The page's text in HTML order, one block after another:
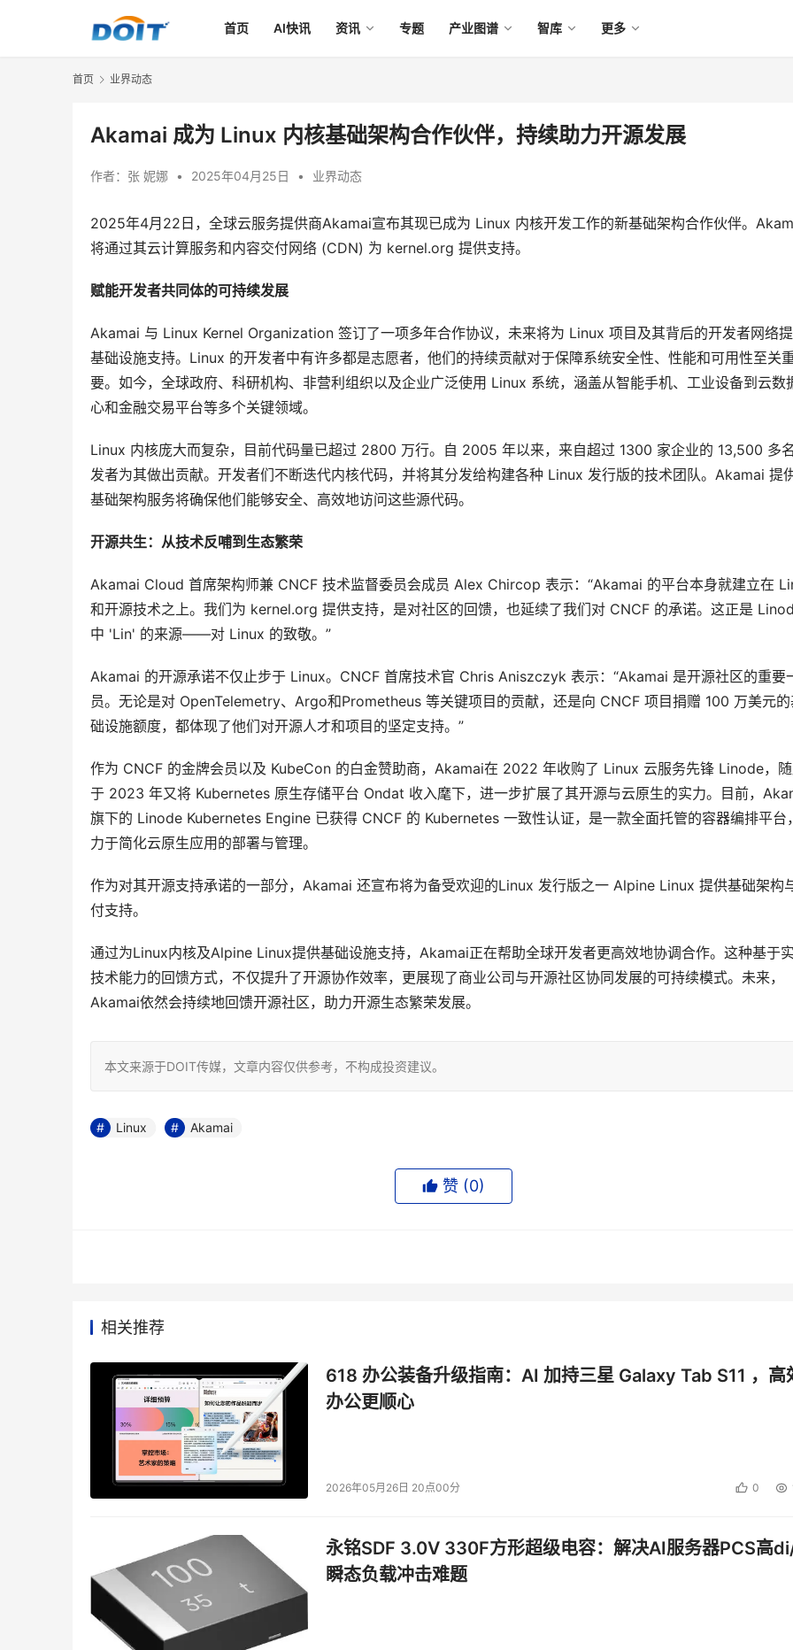
首页 AI快讯 资讯 专题 产业图谱 智库 更多
首页 业界动态
Akamai 成为 Linux 内核基础架构合作伙伴，持续助力开源发展
作者： 张 妮娜 • 2025年04月25日 • 业界动态
2025年4月22日，全球云服务提供商Akamai宣布其现已成为 Linux 内核开发工作的新基础架构合作伙伴。
将通过其云计算服务和内容交付网络 (CDN) 为 kernel.org 提供支持。
赋能开发者共同体的可持续发展
Akamai 与 Linux Kernel Organization 签订了一项多年合作协议，未来将为 Linux 项目及其背后的开发者网络
基础设施支持。Linux 的开发者中有许多都是志愿者，他们的持续贡献对于保障系统安全性、性能和可用性至关
要。如今，全球政府、科研机构、非营利组织以及企业广泛使用 Linux 系统，涵盖从智能手机、工业设备到云数
心和金融交易平台等多个关键领域。
Linux 内核庞大而复杂，目前代码量已超过 2800 万行。自 2005 年以来，来自超过 1300 家企业的 13,500 多
发者为其做出贡献。开发者们不断迭代内核代码，并将其分发给构建各种 Linux 发行版的技术团队。Akamai 提
基础架构服务将确保他们能够安全、高效地访问这些源代码。
开源共生：从技术反哺到生态繁荣
Akamai Cloud 首席架构师兼 CNCF 技术监督委员会成员 Alex Chircop 表示：“Akamai 的平台本身就建立在
和开源技术之上。我们为 kernel.org 提供支持，是对社区的回馈，也延续了我们对 CNCF 的承诺。这正是
中 'Lin' 的来源——对 Linux 的致敬。”
Akamai 的开源承诺不仅止步于 Linux。CNCF 首席技术官 Chris Aniszczyk 表示：“Akamai 是开源社区的重要
员。无论是对 OpenTelemetry、Argo和Prometheus 等关键项目的贡献，还是向 CNCF 项目捐赠 100 万美元
础设施额度，都体现了他们对开源人才和项目的坚定支持。”
作为 CNCF 的金牌会员以及 KubeCon 的白金赞助商，Akamai在 2022 年收购了 Linux 云服务先锋 Linode，
于 2023 年又将 Kubernetes 原生存储平台 Ondat 收入麾下，进一步扩展了其开源与云原生的实力。目前，
旗下的 Linode Kubernetes Engine 已获得 CNCF 的 Kubernetes 一致性认证，是一款全面托管的容器编排平台
力于简化云原生应用的部署与管理。
作为对其开源支持承诺的一部分，Akamai 还宣布将为备受欢迎的Linux 发行版之一 Alpine Linux 提供基础架构
付支持。
通过为Linux内核及Alpine Linux提供基础设施支持，Akamai正在帮助全球开发者更高效地协调合作。这种基于
技术能力的回馈方式，不仅提升了开源协作效率，更展现了商业公司与开源社区协同发展的可持续模式。未来，
Akamai依然会持续地回馈开源社区，助力开源生态繁荣发展。
本文来源于DOIT传媒，文章内容仅供参考，不构成投资建议。
Linux Akamai
赞 (0)
相关推荐
618 办公装备升级指南：AI 加持三星 Galaxy Tab S11 ，高
办公更顺心
2026年05月26日 20点00分 0
永铭SDF 3.0V 330F方形超级电容：解决AI服务器PCS高
瞬态负载冲击难题